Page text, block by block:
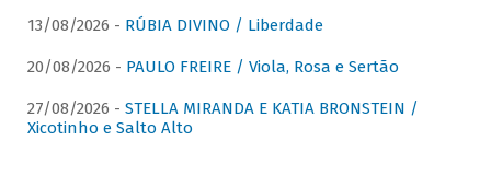
13/08/2026 - RÚBIA DIVINO / Liberdade
20/08/2026 - PAULO FREIRE / Viola, Rosa e Sertão
27/08/2026 - STELLA MIRANDA E KATIA BRONSTEIN /
Xicotinho e Salto Alto